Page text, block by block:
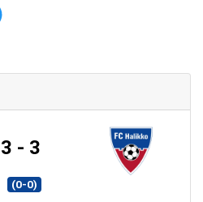
3 - 3
(0-0)